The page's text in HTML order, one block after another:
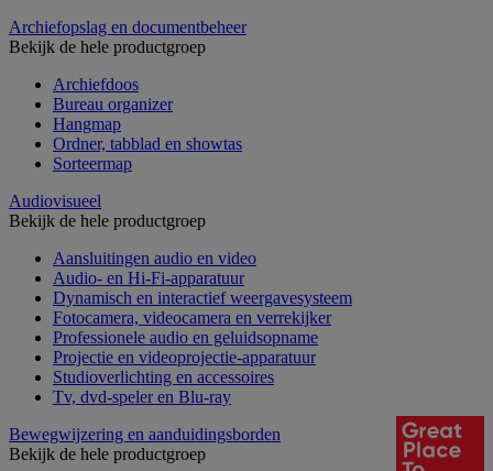
Archiefopslag en documentbeheer
Bekijk de hele productgroep
Archiefdoos
Bureau organizer
Hangmap
Ordner, tabblad en showtas
Sorteermap
Audiovisueel
Bekijk de hele productgroep
Aansluitingen audio en video
Audio- en Hi-Fi-apparatuur
Dynamisch en interactief weergavesysteem
Fotocamera, videocamera en verrekijker
Professionele audio en geluidsopname
Projectie en videoprojectie-apparatuur
Studioverlichting en accessoires
Tv, dvd-speler en Blu-ray
Bewegwijzering en aanduidingsborden
Bekijk de hele productgroep